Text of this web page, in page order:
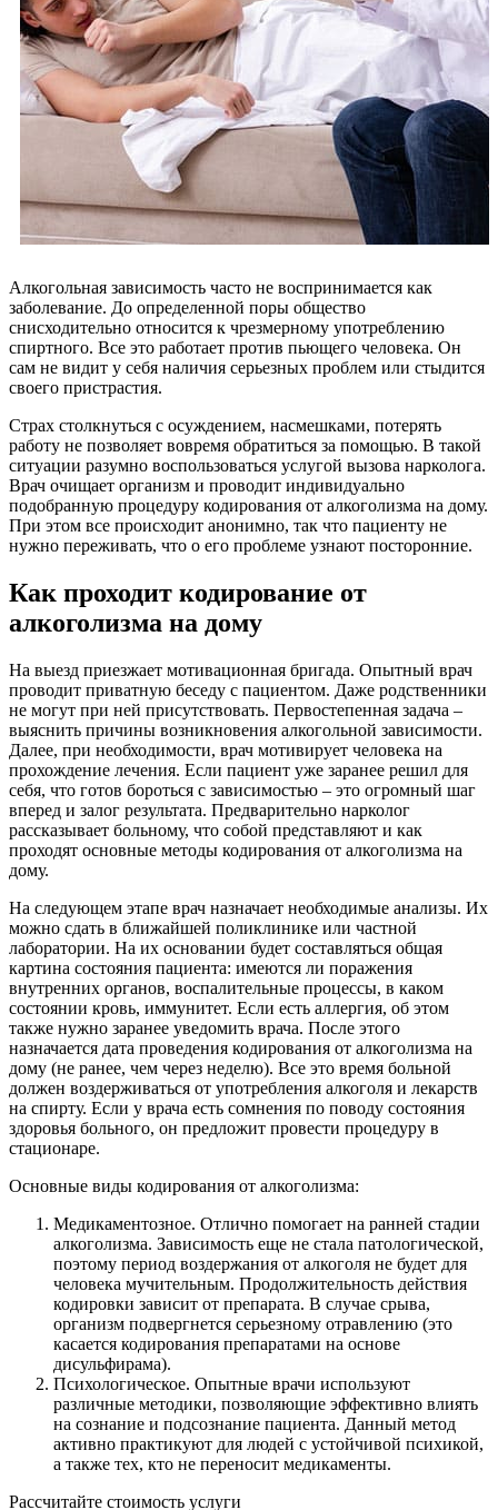
Алкогольная зависимость часто не воспринимается как
заболевание. До определенной поры общество
снисходительно относится к чрезмерному употреблению
спиртного. Все это работает против пьющего человека. Он
сам не видит у себя наличия серьезных проблем или стыдится
своего пристрастия.
Страх столкнуться с осуждением, насмешками, потерять
работу не позволяет вовремя обратиться за помощью. В такой
ситуации разумно воспользоваться услугой вызова нарколога.
Врач очищает организм и проводит индивидуально
подобранную процедуру кодирования от алкоголизма на дому.
При этом все происходит анонимно, так что пациенту не
нужно переживать, что о его проблеме узнают посторонние.
Как проходит кодирование от
алкоголизма на дому
На выезд приезжает мотивационная бригада. Опытный врач
проводит приватную беседу с пациентом. Даже родственники
не могут при ней присутствовать. Первостепенная задача –
выяснить причины возникновения алкогольной зависимости.
Далее, при необходимости, врач мотивирует человека на
прохождение лечения. Если пациент уже заранее решил для
себя, что готов бороться с зависимостью – это огромный шаг
вперед и залог результата. Предварительно нарколог
рассказывает больному, что собой представляют и как
проходят основные методы кодирования от алкоголизма на
дому.
На следующем этапе врач назначает необходимые анализы. Их
можно сдать в ближайшей поликлинике или частной
лаборатории. На их основании будет составляться общая
картина состояния пациента: имеются ли поражения
внутренних органов, воспалительные процессы, в каком
состоянии кровь, иммунитет. Если есть аллергия, об этом
также нужно заранее уведомить врача. После этого
назначается дата проведения кодирования от алкоголизма на
дому (не ранее, чем через неделю). Все это время больной
должен воздерживаться от употребления алкоголя и лекарств
на спирту. Если у врача есть сомнения по поводу состояния
здоровья больного, он предложит провести процедуру в
стационаре.
Основные виды кодирования от алкоголизма:
Медикаментозное. Отлично помогает на ранней стадии
алкоголизма. Зависимость еще не стала патологической,
поэтому период воздержания от алкоголя не будет для
человека мучительным. Продолжительность действия
кодировки зависит от препарата. В случае срыва,
организм подвергнется серьезному отравлению (это
касается кодирования препаратами на основе
дисульфирама).
Психологическое. Опытные врачи используют
различные методики, позволяющие эффективно влиять
на сознание и подсознание пациента. Данный метод
активно практикуют для людей с устойчивой психикой,
а также тех, кто не переносит медикаменты.
Рассчитайте стоимость услуги